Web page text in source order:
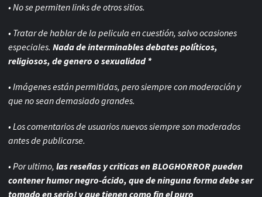
• No se permiten links de otros sitios.
• Tratar de hablar de la pelicula en cuestión, salvo ocasiones
especiales. Nada de interminables debates políticos,
religiosos, de genero o sexualidad *
• Imágenes están permitidas, pero siempre conmoderación y
que no sean demasiado grandes.
• Los comentarios de usuarios nuevos siempre son moderados
antes de publicarse.
• Por ultimo, las reseñas y criticas en BLOGHORROR pueden
contener humor negro-ácido, que de ninguna forma debe ser
tomado en serio! y que tienen como fin el puro